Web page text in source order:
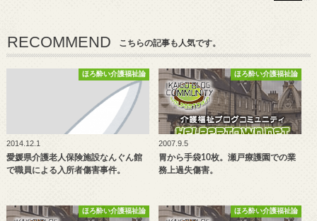
RECOMMEND こちらの記事も人気です。
ほろ酔い介護福祉論
2014.12.1
愛媛県介護老人保険施設なんぐん館
で職員による入所者傷害事件。
ほろ酔い介護福祉論
2007.9.5
胃から手袋10枚。瀬戸療護園での業
務上過失傷害。
ほろ酔い介護福祉論 ほろ酔い介護福祉論